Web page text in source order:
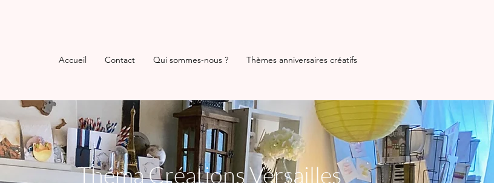
Accueil Contact Qui sommes-nous ? Thèmes anniversaires créatifs
Théma Créations Versailles